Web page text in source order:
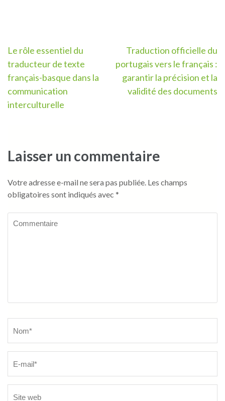
Navigation
de
l’article
Le rôle essentiel du
traducteur de texte
français-basque dans la
communication
interculturelle
Traduction officielle du
portugais vers le français :
garantir la précision et la
validité des documents
Laisser un commentaire
Votre adresse e-mail ne sera pas publiée. Les champs
obligatoires sont indiqués avec *